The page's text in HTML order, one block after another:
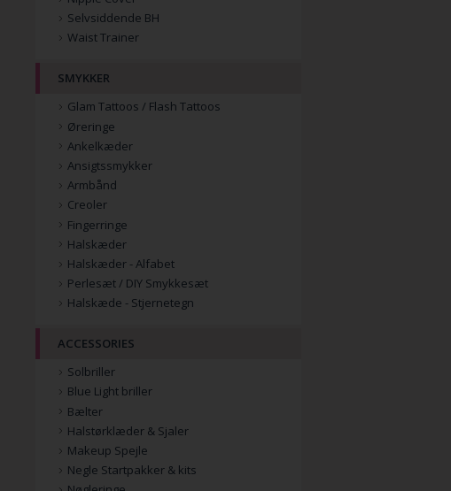
Selvsiddende BH
Waist Trainer
SMYKKER
Glam Tattoos / Flash Tattoos
Øreringe
Ankelkæder
Ansigtssmykker
Armbånd
Creoler
Fingerringe
Halskæder
Halskæder - Alfabet
Perlesæt / DIY Smykkesæt
Halskæde - Stjernetegn
ACCESSORIES
Solbriller
Blue Light briller
Bælter
Halstørklæder & Sjaler
Makeup Spejle
Negle Startpakker & kits